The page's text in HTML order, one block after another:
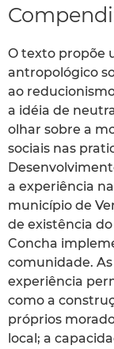
O texto propõe
antropológico
ao
a idéia de
olhar sobre a
sociais nas
a experiência
município de
de existência
Concha
comunidade.
experiência
como a
próprios
local; a